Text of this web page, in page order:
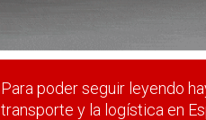
Para poder seguir leyendo
transporte y la logística en